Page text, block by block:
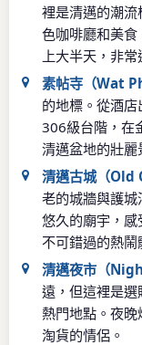
裡是清邁的潮
色咖啡廳和美
上大半天，非
素帖寺（Wat
的地標。從酒
306級台階，在
清邁盆地的壯麗
清邁古城（Old
老的城牆與護
悠久的廟宇，
不可錯過的熱鬧
清邁夜市（
遠，但這裡是
熱門地點。夜
淘貨的情侶。